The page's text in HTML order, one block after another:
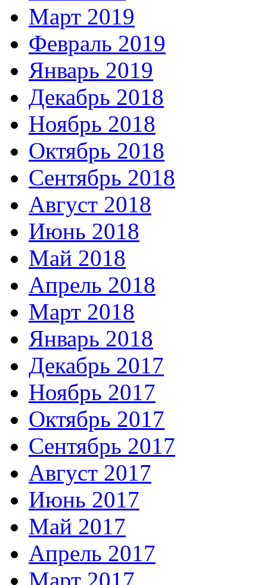
Март 2019
Февраль 2019
Январь 2019
Декабрь 2018
Ноябрь 2018
Октябрь 2018
Сентябрь 2018
Август 2018
Июнь 2018
Май 2018
Апрель 2018
Март 2018
Январь 2018
Декабрь 2017
Ноябрь 2017
Октябрь 2017
Сентябрь 2017
Август 2017
Июнь 2017
Май 2017
Апрель 2017